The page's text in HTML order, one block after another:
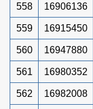
558 16906136
559 16915450
560 16947880
561 16980352
562 16982008